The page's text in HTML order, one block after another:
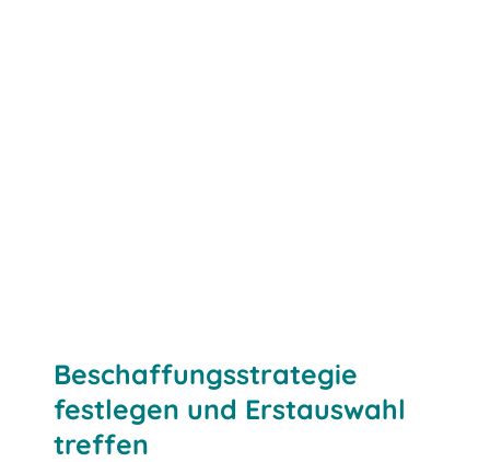
Beschaffungsstrategie
festlegen und Erstauswahl
treffen